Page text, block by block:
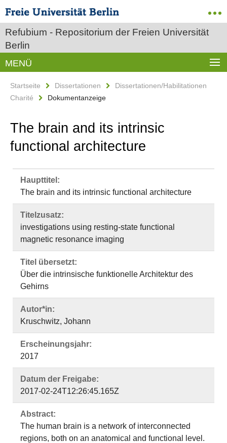
Refubium - Repositorium der Freien Universität
Berlin
MENÜ
Startseite Dissertationen
Dissertationen/Habilitationen
Charité
Dokumentanzeige
The brain and its intrinsic
functional architecture
Haupttitel:
The brain and its intrinsic functional architecture
Titelzusatz:
investigations using resting-state functional
magnetic resonance imaging
Titel übersetzt:
Über die intrinsische funktionelle Architektur des
Gehirns
Autor*in:
Kruschwitz, Johann
Erscheinungsjahr:
2017
Datum der Freigabe:
2017-02-24T12:26:45.165Z
Abstract:
The human brain is a network of interconnected
regions, both on an anatomical and functional level.